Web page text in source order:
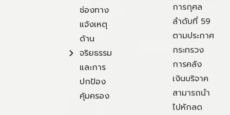
ช่องทาง
แจ้งเหตุ
ด้าน
จริยธรรม
และการ
ปกป้อง
คุ้มครอง
การกุศล
ลำดับที่ 59
ตามประกาศ
กระทรวง
การคลัง
เงินบริจาค
สามารถนำ
ไปหักลด